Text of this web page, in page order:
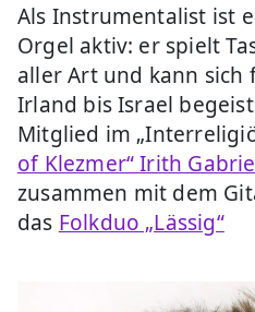
Als Instrumentalist ist
Orgel aktiv: er spielt
aller Art und kann sich
Irland bis Israel
Mitglied im
of Klezmer“ Irith
zusammen mit dem
das Folkduo „Lässig“